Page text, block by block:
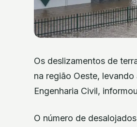
Os deslizamentos de
na região Oeste,
Engenharia Civil,
O número de